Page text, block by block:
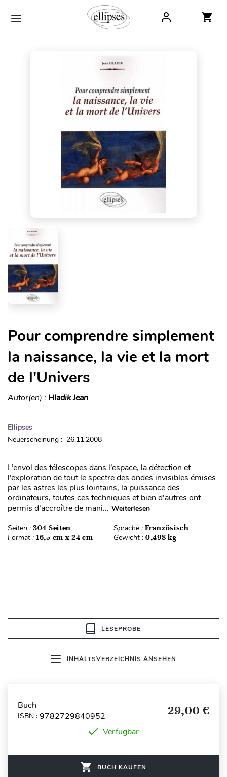
Pour comprendre simplement
la naissance, la vie et la mort
de l'Univers
Autor(en) : Hladik Jean
Ellipses
Neuerscheinung : 26.11.2008
L’envol des télescopes dans l’espace, la détection et
l’exploration de tout le spectre des ondes invisibles émises
par les astres les plus lointains, la puissance des
ordinateurs, toutes ces techniques et bien d’autres ont
permis d’accroître de mani... Weiterlesen
Seiten : 304 Seiten Sprache : Französisch
Format : 16,5 cm x 24 cm Gewicht : 0,498 kg
LESEPROBE
INHALTSVERZEICHNIS ANSEHEN
Buch
ISBN : 9782729840952 29,00 €
Verfügbar
BUCH KAUFEN